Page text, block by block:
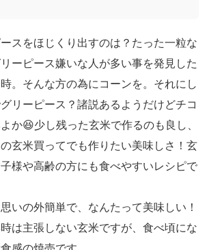
スをほじくり出すのは？たった一粒な
ーピース嫌いな人が多い事を発見した
。そんな方の為にコーンを。それにし
リーピース？諸説あるようだけどチコ
か😆少し残った玄米で作るのも良し、
玄米買ってでも作りたい美味しさ！玄
様や高齢の方にも食べやすいレシピで
いの外簡単で、なんたって美味しい！
は主張しない玄米ですが、食べ頃にな